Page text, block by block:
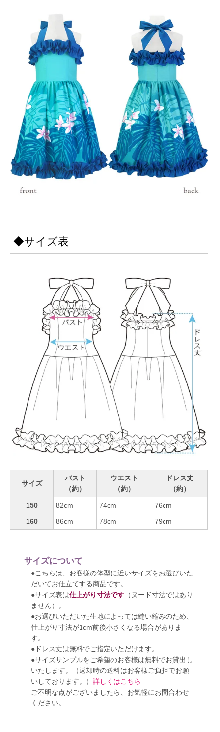
◆サイズ表
サイズ
バスト
（約）
ウエスト
（約）
ドレス丈
（約）
150 82cm 74cm 76cm
160 86cm 78cm 79cm
サイズについて
●こちらは、お客様の体型に近いサイズをお選びいた
だいてお仕立てする商品です。
●サイズ表は仕上がり寸法です （ヌード寸法ではあり
ません）。
●お選びいただいた生地によっては縫い縮みのため、
仕上がり寸法が1cm前後小さくなる場合がありま
す。
●ドレス丈は無料でご指定いただけます。
●サイズサンプルをご希望のお客様は無料でお貸出し
いたします。（返却時の送料はお客様ご負担でお願
いしております。） 詳しくはこちら
ご不明な点がございましたら、お気軽にお問合わせ
ください。